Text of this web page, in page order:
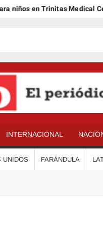
niños en Trinitas Medical
INTERNACIONAL
UNIDOS FARÁNDULA